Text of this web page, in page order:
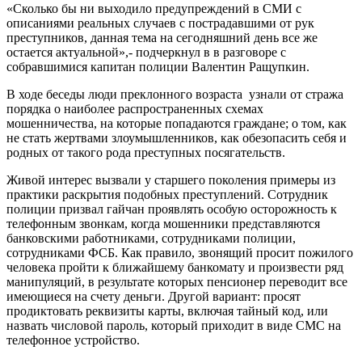
«Сколько бы ни выходило предупреждений в СМИ с
описаниями реальных случаев с пострадавшими от рук
преступников, данная тема на сегодняшний день все же
остается актуальной»,- подчеркнул в в разговоре с
собравшимися капитан полиции Валентин Ращупкин.
В ходе беседы люди преклонного возраста узнали от стража
порядка о наиболее распространенных схемах
мошенничества, на которые попадаются граждане; о том, как
не стать жертвами злоумышленников, как обезопасить себя и
родных от такого рода преступных посягательств.
Живой интерес вызвали у старшего поколения примеры из
практики раскрытия подобных преступлений. Сотрудник
полиции призвал гайчан проявлять особую осторожность к
телефонным звонкам, когда мошенники представляются
банковскими работниками, сотрудниками полиции,
сотрудниками ФСБ. Как правило, звонящий просит пожилого
человека пройти к ближайшему банкомату и произвести ряд
манипуляций, в результате которых пенсионер переводит все
имеющиеся на счету деньги. Другой вариант: просят
продиктовать реквизиты карты, включая тайный код, или
назвать числовой пароль, который приходит в виде СМС на
телефонное устройство.